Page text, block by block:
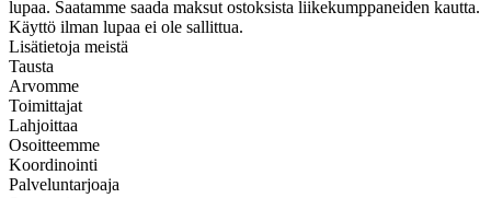
lupaa. Saatamme saada maksut ostoksista liikekumppaneiden kautta.
Käyttö ilman lupaa ei ole sallittua.
Lisätietoja meistä
Tausta
Arvomme
Toimittajat
Lahjoittaa
Osoitteemme
Koordinointi
Palveluntarjoaja